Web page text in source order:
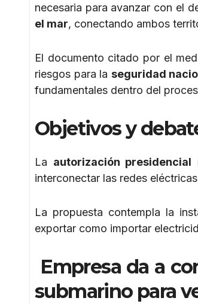
necesaria para avanzar con el
el mar, conectando ambos
El documento citado por el
riesgos para la seguridad
fundamentales dentro del
Objetivos y
La autorización presidencial
interconectar las redes
La propuesta contempla la
exportar como importar
Empresa da a
submarino para